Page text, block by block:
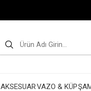
AKSESUARVAZO & KÜP